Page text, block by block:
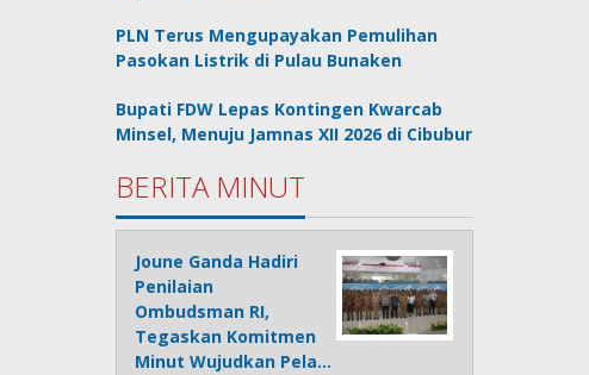
PLN Terus Mengupayakan Pemulihan
Pasokan Listrik di Pulau Bunaken
Bupati FDW Lepas Kontingen Kwarcab
Minsel, Menuju Jamnas XII 2026 di Cibubur
BERITA MINUT
Joune Ganda Hadiri
Penilaian
Ombudsman RI,
Tegaskan Komitmen
Minut Wujudkan Pela…